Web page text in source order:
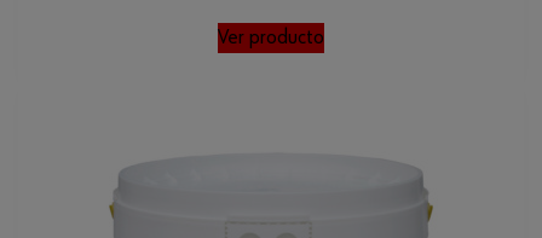
Ver producto